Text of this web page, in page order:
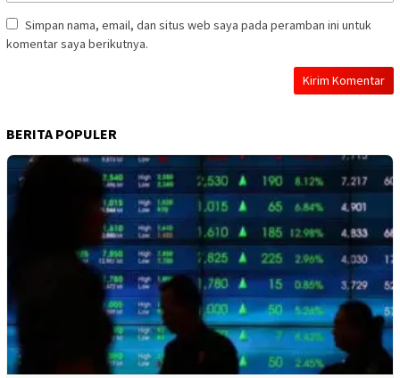
Simpan nama, email, dan situs web saya pada peramban ini untuk
komentar saya berikutnya.
BERITA POPULER